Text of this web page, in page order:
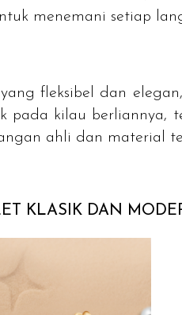
menemani setiap
fleksibel dan
pada kilau berliannya,
ahli dan material
KLASIK DAN